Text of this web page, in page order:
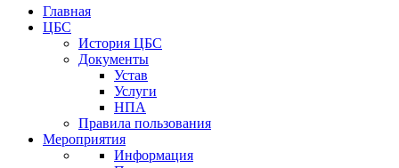
Главная
ЦБС
История ЦБС
Документы
Устав
Услуги
НПА
Правила пользования
Мероприятия
Информация